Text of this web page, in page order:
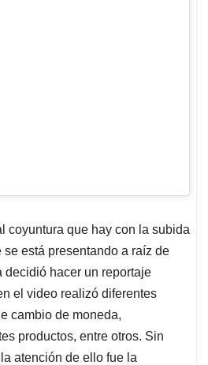
coyuntura que hay con la subida
está presentando a raíz de
decidió hacer un reportaje
el video realizó diferentes
cambio de moneda,
productos, entre otros. Sin
atención de ello fue la